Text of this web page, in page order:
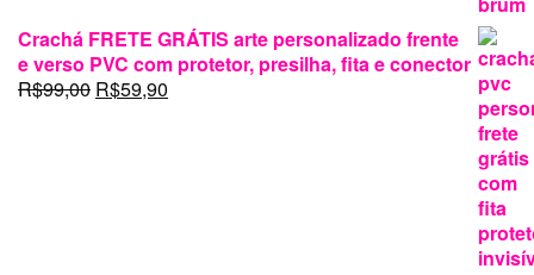
Crachá FRETE GRÁTIS arte personalizado frente
e verso PVC com protetor, presilha, fita e conector
R$99,00 O
R$59,90O